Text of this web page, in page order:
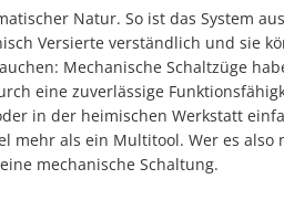
Natur. So ist das System
Versierte verständlich und sie
Mechanische Schaltzüge
eine zuverlässige
in der heimischen Werkstatt
mehr als ein Multitool. Wer es also
mechanische Schaltung.